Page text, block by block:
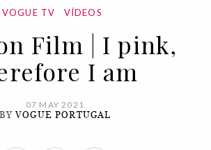
VOGUE TV VÍDEOS
Film | I pink,
I am
07 MAY 2021
BYVOGUE PORTUGAL